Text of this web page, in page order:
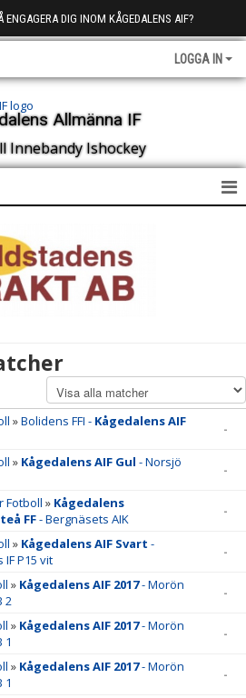
ENGAGERA DIG INOM KÅGEDALENS AIF?
LOGGA IN
Allmänna IF
Innebandy Ishockey
IDEELLT ARBETE
»Bolidens FFI - Kågedalens AIF
-
» Kågedalens AIF Gul - Norsjö
-
Fotboll » Kågedalens
FF- Bergnäsets AIK
-
» Kågedalens AIF Svart -
P15 vit
-
» Kågedalens AIF 2017- Morön
2
-
» Kågedalens AIF 2017- Morön
1
-
» Kågedalens AIF 2017- Morön
1
-